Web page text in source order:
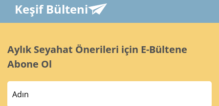
Keşif Bülteni
Aylık Seyahat Önerileri için E-Bültene
Abone Ol